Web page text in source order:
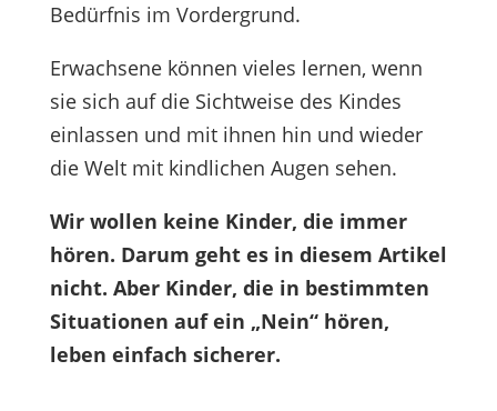
Bedürfnis im Vordergrund.
Erwachsene können vieles lernen, wenn
sie sich auf die Sichtweise des Kindes
einlassen und mit ihnen hin und wieder
die Welt mit kindlichen Augen sehen.
Wir wollen keine Kinder, die immer
hören. Darum geht es in diesem Artikel
nicht. Aber Kinder, die in bestimmten
Situationen auf ein „Nein“ hören,
leben einfach sicherer.